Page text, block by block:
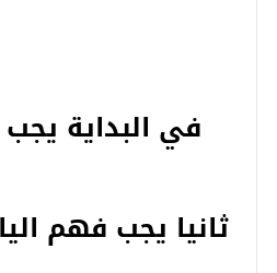
في البداية يجب
ثانيا يجب فهم